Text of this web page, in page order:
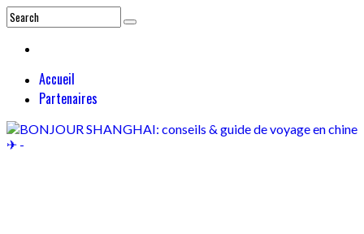
Accueil
Partenaires